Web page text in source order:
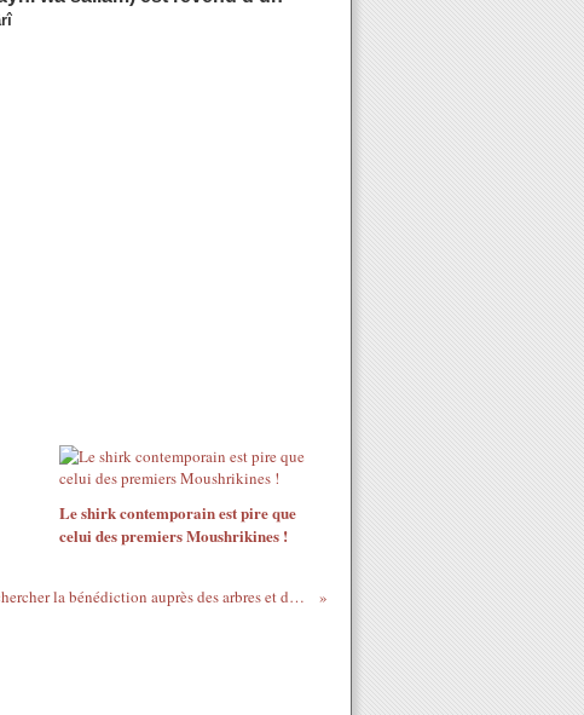
Le shirk contemporain est pire que
celui des premiers Moushrikines !
L'interdiction de rechercher la bénédiction auprès des arbres et des pierres